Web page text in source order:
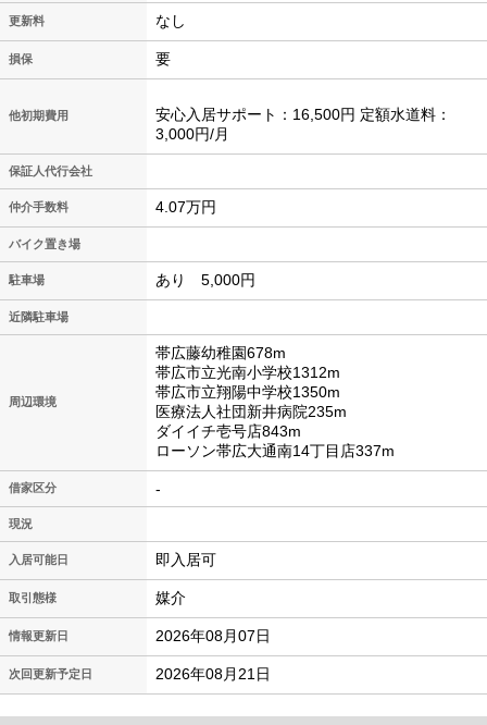
更新料 なし
損保 要
他初期費用
安心入居サポート：16,500円 定額水道料：
3,000円/月
保証人代行会社
仲介手数料 4.07万円
バイク置き場
駐車場 あり 5,000円
近隣駐車場
周辺環境
帯広藤幼稚園678m
帯広市立光南小学校1312m
帯広市立翔陽中学校1350m
医療法人社団新井病院235m
ダイイチ壱号店843m
ローソン帯広大通南14丁目店337m
借家区分 -
現況
入居可能日 即入居可
取引態様 媒介
情報更新日 2026年08月07日
次回更新予定日 2026年08月21日